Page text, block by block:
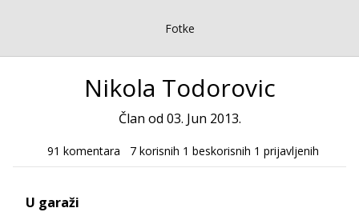
Fotke
Nikola Todorovic
Član od 03. Jun 2013.
91 komentara 7 korisnih 1 beskorisnih 1 prijavljenih
U garaži